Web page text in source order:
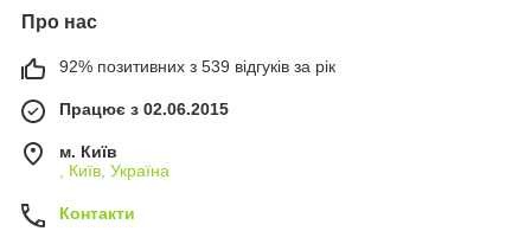
Про нас
92% позитивних з 539 відгуків за рік
Працює з 02.06.2015
м. Київ
, Київ, Україна
Контакти